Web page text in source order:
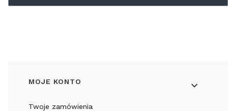
Linki w stopce
MOJE KONTO
Twoje zamówienia